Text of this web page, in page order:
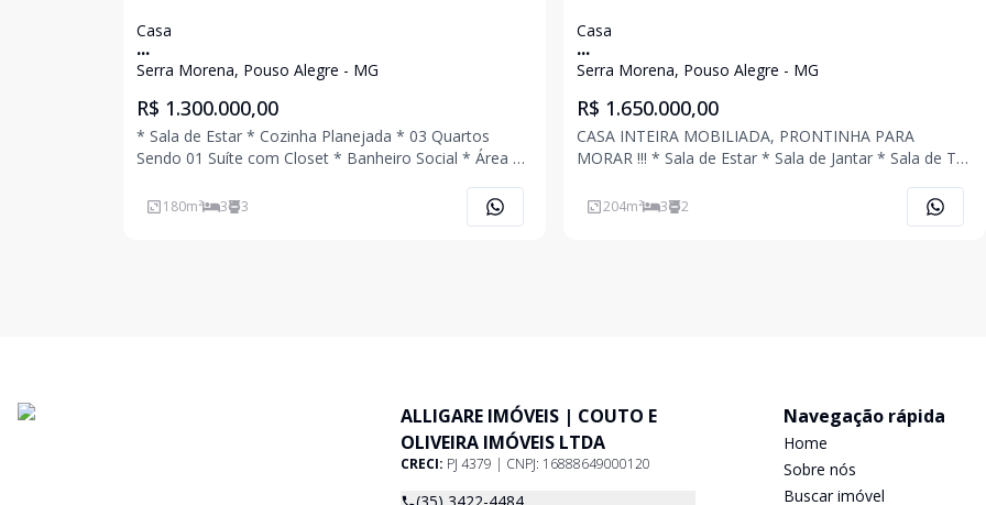
Casa
...
Serra Morena, Pouso Alegre - MG
R$ 1.300.000,00
* Sala de Estar * Cozinha Planejada * 03 Quartos
Sendo 01 Suíte com Closet * Banheiro Social * Área de
com Piscina * Banheiro Externo * 02 Vagas de
180m² 3 3
Casa
...
Serra Morena, Pouso Alegre - MG
R$ 1.650.000,00
CASA INTEIRA MOBILIADA, PRONTINHA PARA
MORAR !!! * Sala de Estar * Sala de Jantar * Sala de TV
Quartos Planejados Sendo 01 Suíte com Closet *
Banheiro Social Planejado * Área Gourmet com
204m² 3 2
ALLIGARE IMÓVEIS | COUTO E
OLIVEIRA IMÓVEIS LTDA
CRECI: PJ 4379 | CNPJ: 16888649000120
Navegação rápida
Home
Sobre nós
Buscar imóvel